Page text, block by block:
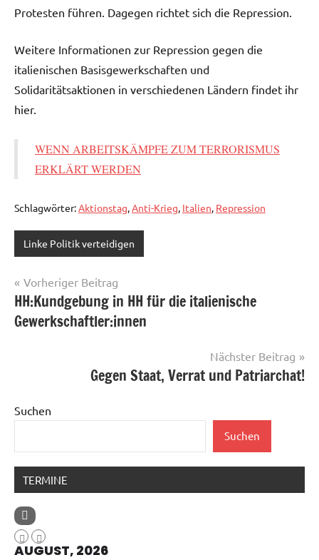
Protesten führen. Dagegen richtet sich die Repression.
Weitere Informationen zur Repression gegen die
italienischen Basisgewerkschaften und
Solidaritätsaktionen in verschiedenen Ländern findet ihr
hier.
WENN ARBEITSKÄMPFE ZUM TERRORISMUS
ERKLÄRT WERDEN
Schlagwörter:Aktionstag,Anti-Krieg, Italien, Repression
Linke Politik verteidigen
Beitragsnavigation
Vorheriger Beitrag
HH:Kundgebung in HH für die italienische
Gewerkschaftler:innen
Nächster Beitrag
Gegen Staat, Verrat und Patriarchat!
Suchen
Suchen
TERMINE
AUGUST, 2026